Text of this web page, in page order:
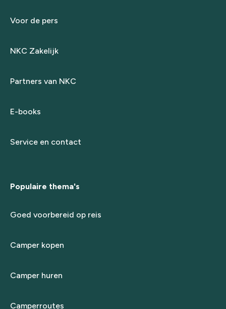
Voor de pers
NKC Zakelijk
Partners van NKC
E-books
Service en contact
Populaire thema's
Goed voorbereid op reis
Camper kopen
Camper huren
Camperroutes